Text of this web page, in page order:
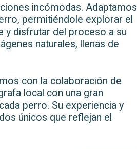
incómodas. Adaptamos
permitiéndole explorar el
y disfrutar del proceso a su
naturales, llenas de
con la colaboración de
local con una gran
perro. Su experiencia y
únicos que reflejan el